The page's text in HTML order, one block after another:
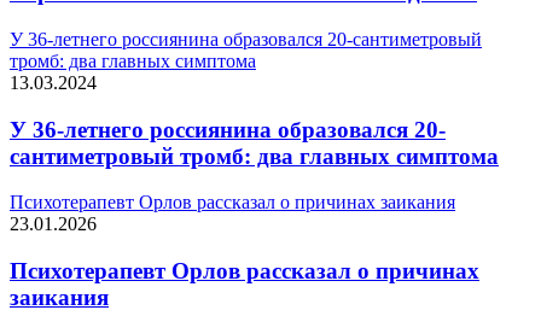
У 36-летнего россиянина образовался 20-сантиметровый
тромб: два главных симптома
13.03.2024
У 36-летнего россиянина образовался 20-
сантиметровый тромб: два главных симптома
Психотерапевт Орлов рассказал о причинах заикания
23.01.2026
Психотерапевт Орлов рассказал о причинах
заикания